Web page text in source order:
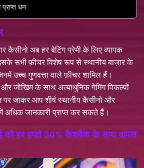
प्राप्त धन
कैसीनो अब हर बेटिंग प्रेमी के लिए व्यापक
सभी फ़ीचर विशेष रूप से स्थानीय बाज़ार के
उच्च गुणवत्ता वाले फ़ीचर शामिल हैं।
और जोखिम के साथ अत्याधुनिक गेमिंग विकल्पों
जाकर आप शीर्ष स्थानीय कैसीनो और
अधिक जानकारी प्राप्त कर सकते हैं।
को हर हफ्ते 30% कैशबैक के साथ वापस